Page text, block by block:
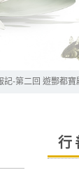
記-第二回 遊酆都
行